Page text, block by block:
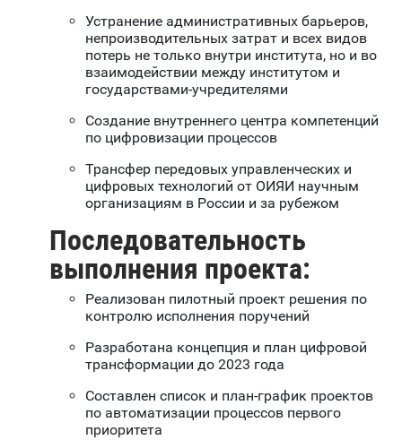
Устранение административных барьеров,
непроизводительных затрат и всех видов
потерь не только внутри института, но и во
взаимодействии между институтом и
государствами-учредителями
Создание внутреннего центра компетенций
по цифровизации процессов
Трансфер передовых управленческих и
цифровых технологий от ОИЯИ научным
организациям в России и за рубежом
Последовательность
выполнения проекта:
Реализован пилотный проект решения по
контролю исполнения поручений
Разработана концепция и план цифровой
трансформации до 2023 года
Составлен список и план-график проектов
по автоматизации процессов первого
приоритета